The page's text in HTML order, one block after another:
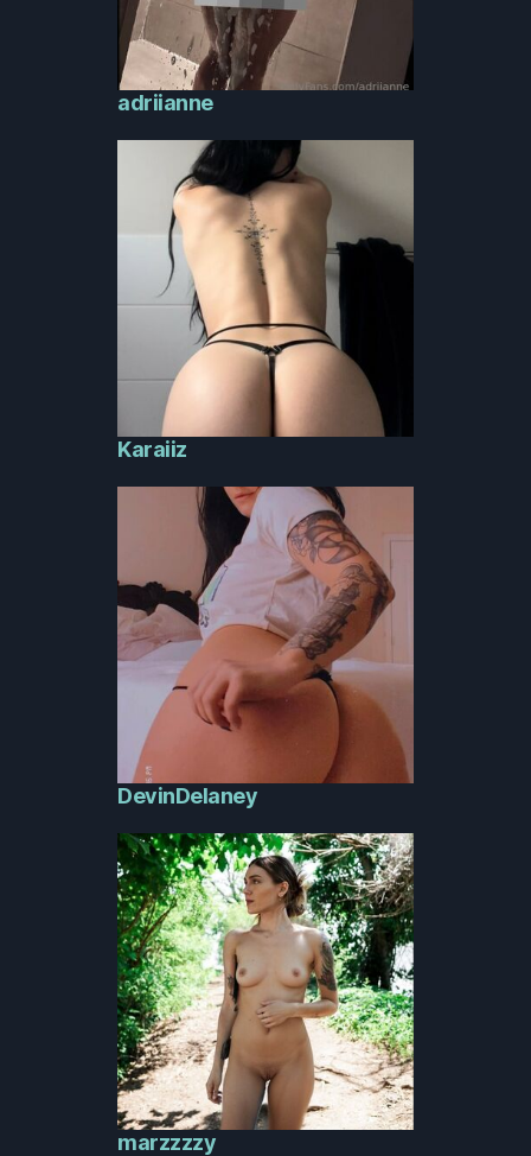
adriianne
Karaiiz
DevinDelaney
marzzzzy